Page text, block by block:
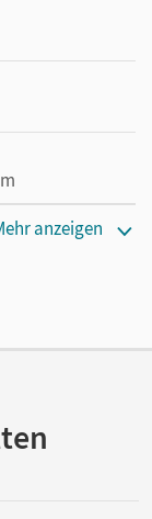
anzeigen